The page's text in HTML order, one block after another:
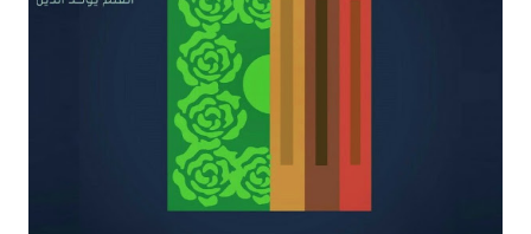
يحتل عزرا الكاتب مكانه عاليه جداً في الإرث الديني اليهود وقصته
مذكوره في ( سفر عزرا ) في العهد القديم ونجد في ملاحق الشروحات
اليهوديه للمشناه والمعروفه باسم ( توسفتا ) תוספתא نجد رأياً يُزعم ان
عزرا الكاتب كان مستحقاً لان تتنزل عليه التوراه لولا ان موسى عليه
السلام سبقه ! כי ראויה הייתה התורה להינתן על י...